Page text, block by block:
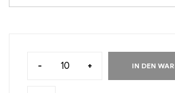
- + IN DEN